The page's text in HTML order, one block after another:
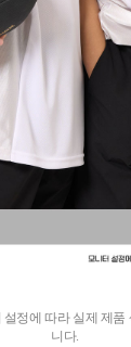
정에 따라 실제 제품
니다.